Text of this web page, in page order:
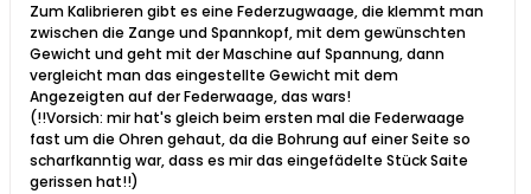
Zum Kalibrieren gibt es eine Federzugwaage, die klemmt man
zwischen die Zange und Spannkopf, mit dem gewünschten
Gewicht und geht mit der Maschine auf Spannung, dann
vergleicht man das eingestellte Gewicht mit dem
Angezeigten auf der Federwaage, das wars!
(!!Vorsich: mir hat's gleich beim ersten mal die Federwaage
fast um die Ohren gehaut, da die Bohrung auf einer Seite so
scharfkanntig war, dass es mir das eingefädelte Stück Saite
gerissen hat!!)